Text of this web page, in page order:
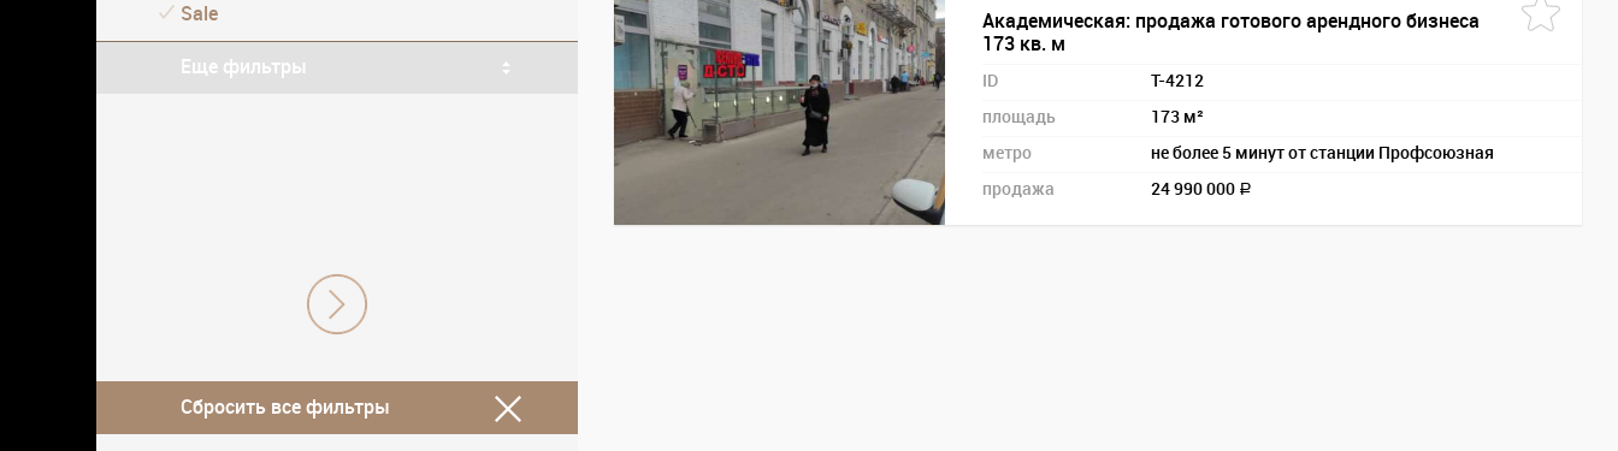
Sale
Еще фильтры
Сбросить все фильтры
Академическая: продажа готового арендного бизнеса
173 кв. м
ID
T-4212
площадь
173 м²
метро
не более 5 минут от станции Профсоюзная
продажа
24 990 000 a